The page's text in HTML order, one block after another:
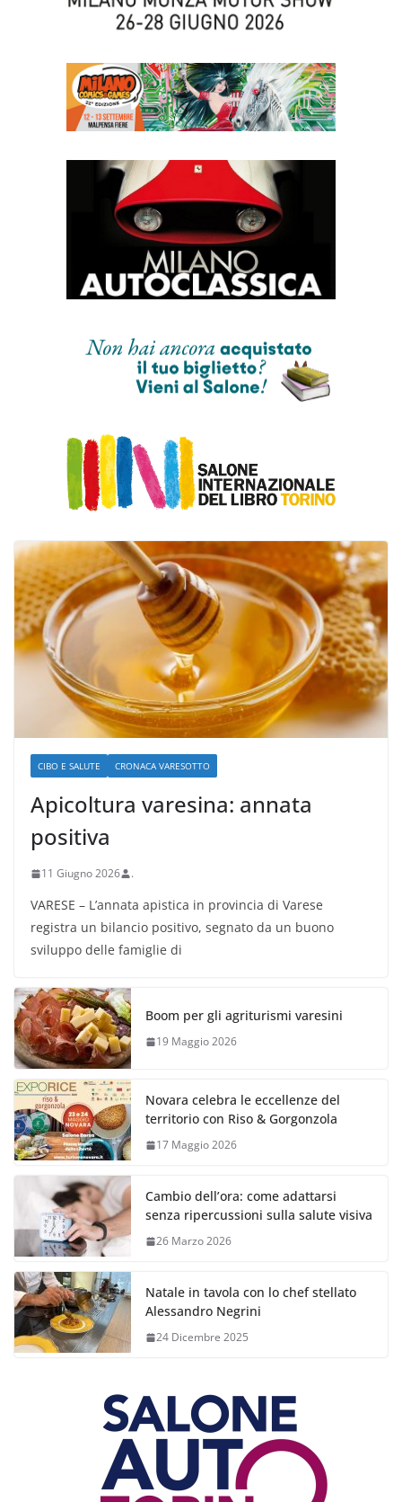
CIBO E SALUTE CRONACA VARESOTTO
Apicoltura varesina: annata
positiva
11 Giugno 2026 .
VARESE – L’annata apistica in provincia di Varese
registra un bilancio positivo, segnato da un buono
sviluppo delle famiglie di
Boom per gli agriturismi varesini
19 Maggio 2026
Novara celebra le eccellenze del
territorio con Riso & Gorgonzola
17 Maggio 2026
Cambio dell’ora: come adattarsi
senza ripercussioni sulla salute visiva
26 Marzo 2026
Natale in tavola con lo chef stellato
Alessandro Negrini
24 Dicembre 2025